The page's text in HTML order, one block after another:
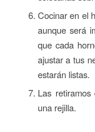
Cocinar en el
aunque será
que cada
ajustar a tus
estarán listas.
Las
una rejilla.